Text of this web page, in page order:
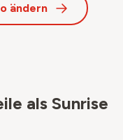
ändern
als Sunrise